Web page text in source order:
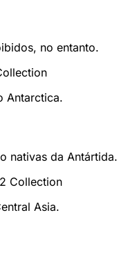
no entanto.
Antarctica.
nativas da Antártida.
Collection
Asia.